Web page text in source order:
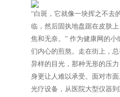
“白斑，它就像一块挥之不去
临，然后固执地盘踞在皮肤
焦和无奈。” 作为健康网的
们内心的煎熬。走在街上，
异样的目光，那种无形的压
身更让人难以承受。面对市
光疗设备，从医院大型仪器